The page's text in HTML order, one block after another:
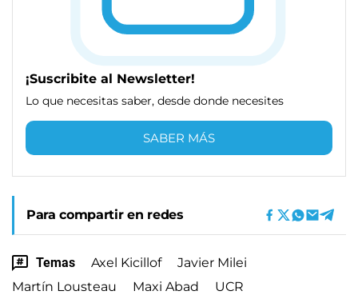
¡Suscribite al Newsletter!
Lo que necesitas saber, desde donde necesites
SABER MÁS
Para compartir en redes
Temas Axel Kicillof
Javier Milei
Martín Lousteau
Maxi Abad UCR